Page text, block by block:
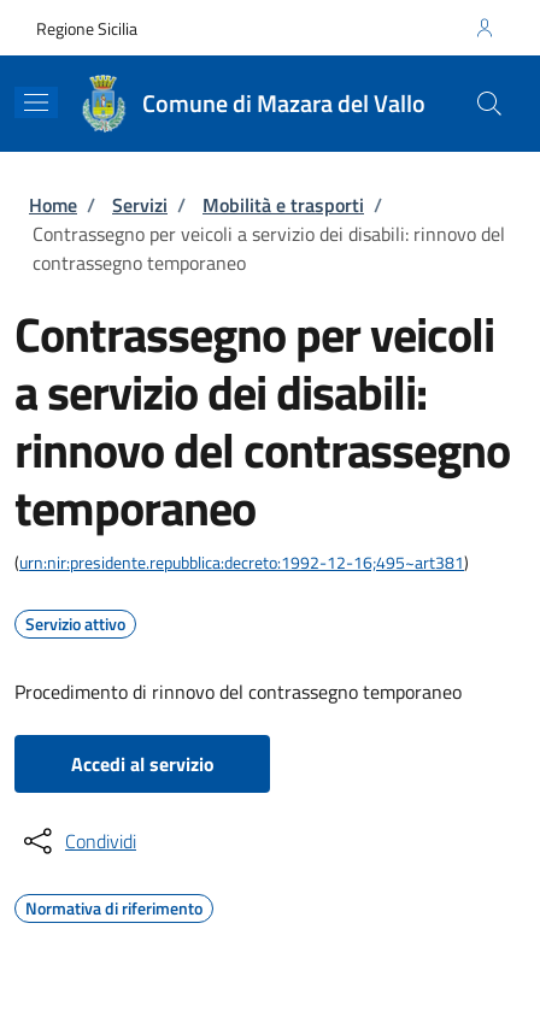
Regione Sicilia
Comune di Mazara del Vallo
Briciole di pane
Home / Servizi / Mobilità e trasporti /
Contrassegno per veicoli a servizio dei disabili: rinnovo del
contrassegno temporaneo
Contrassegno per veicoli
a servizio dei disabili:
rinnovo del contrassegno
temporaneo
(urn:nir:presidente.repubblica:decreto:1992-12-16;495~art381)
Servizio attivo
Procedimento di rinnovo del contrassegno temporaneo
Accedi al servizio
Condividi
Normativa di riferimento